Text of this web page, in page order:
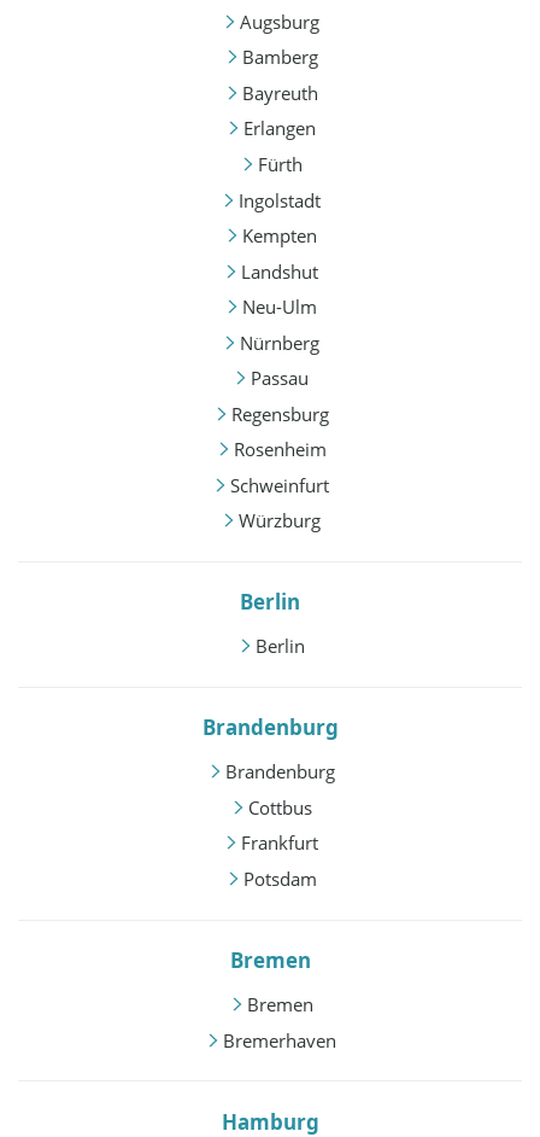
Augsburg
Bamberg
Bayreuth
Erlangen
Fürth
Ingolstadt
Kempten
Landshut
Neu-Ulm
Nürnberg
Passau
Regensburg
Rosenheim
Schweinfurt
Würzburg
Berlin
Berlin
Brandenburg
Brandenburg
Cottbus
Frankfurt
Potsdam
Bremen
Bremen
Bremerhaven
Hamburg